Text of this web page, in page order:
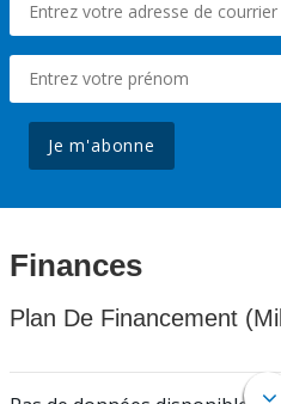
Je m'abonne
Finances
Plan De Financement